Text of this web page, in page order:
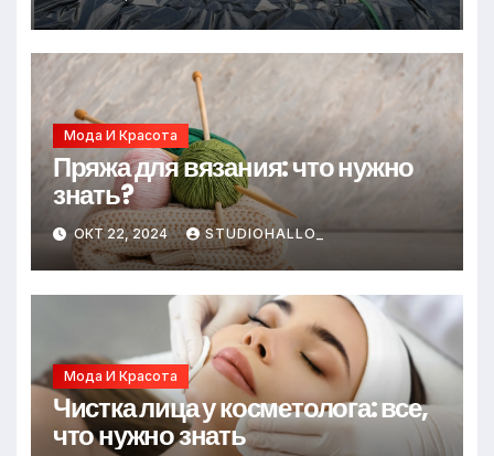
Мода И Красота
Пряжа для вязания: что нужно
знать?
ОКТ 22, 2024 STUDIOHALLO_
Мода И Красота
Чистка лица у косметолога: все,
что нужно знать